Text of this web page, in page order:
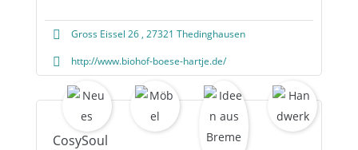
Gross Eissel 26 , 27321 Thedinghausen
http://www.biohof-boese-hartje.de/
CosySoul